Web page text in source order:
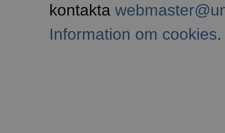
kontakta
Information om cookies.